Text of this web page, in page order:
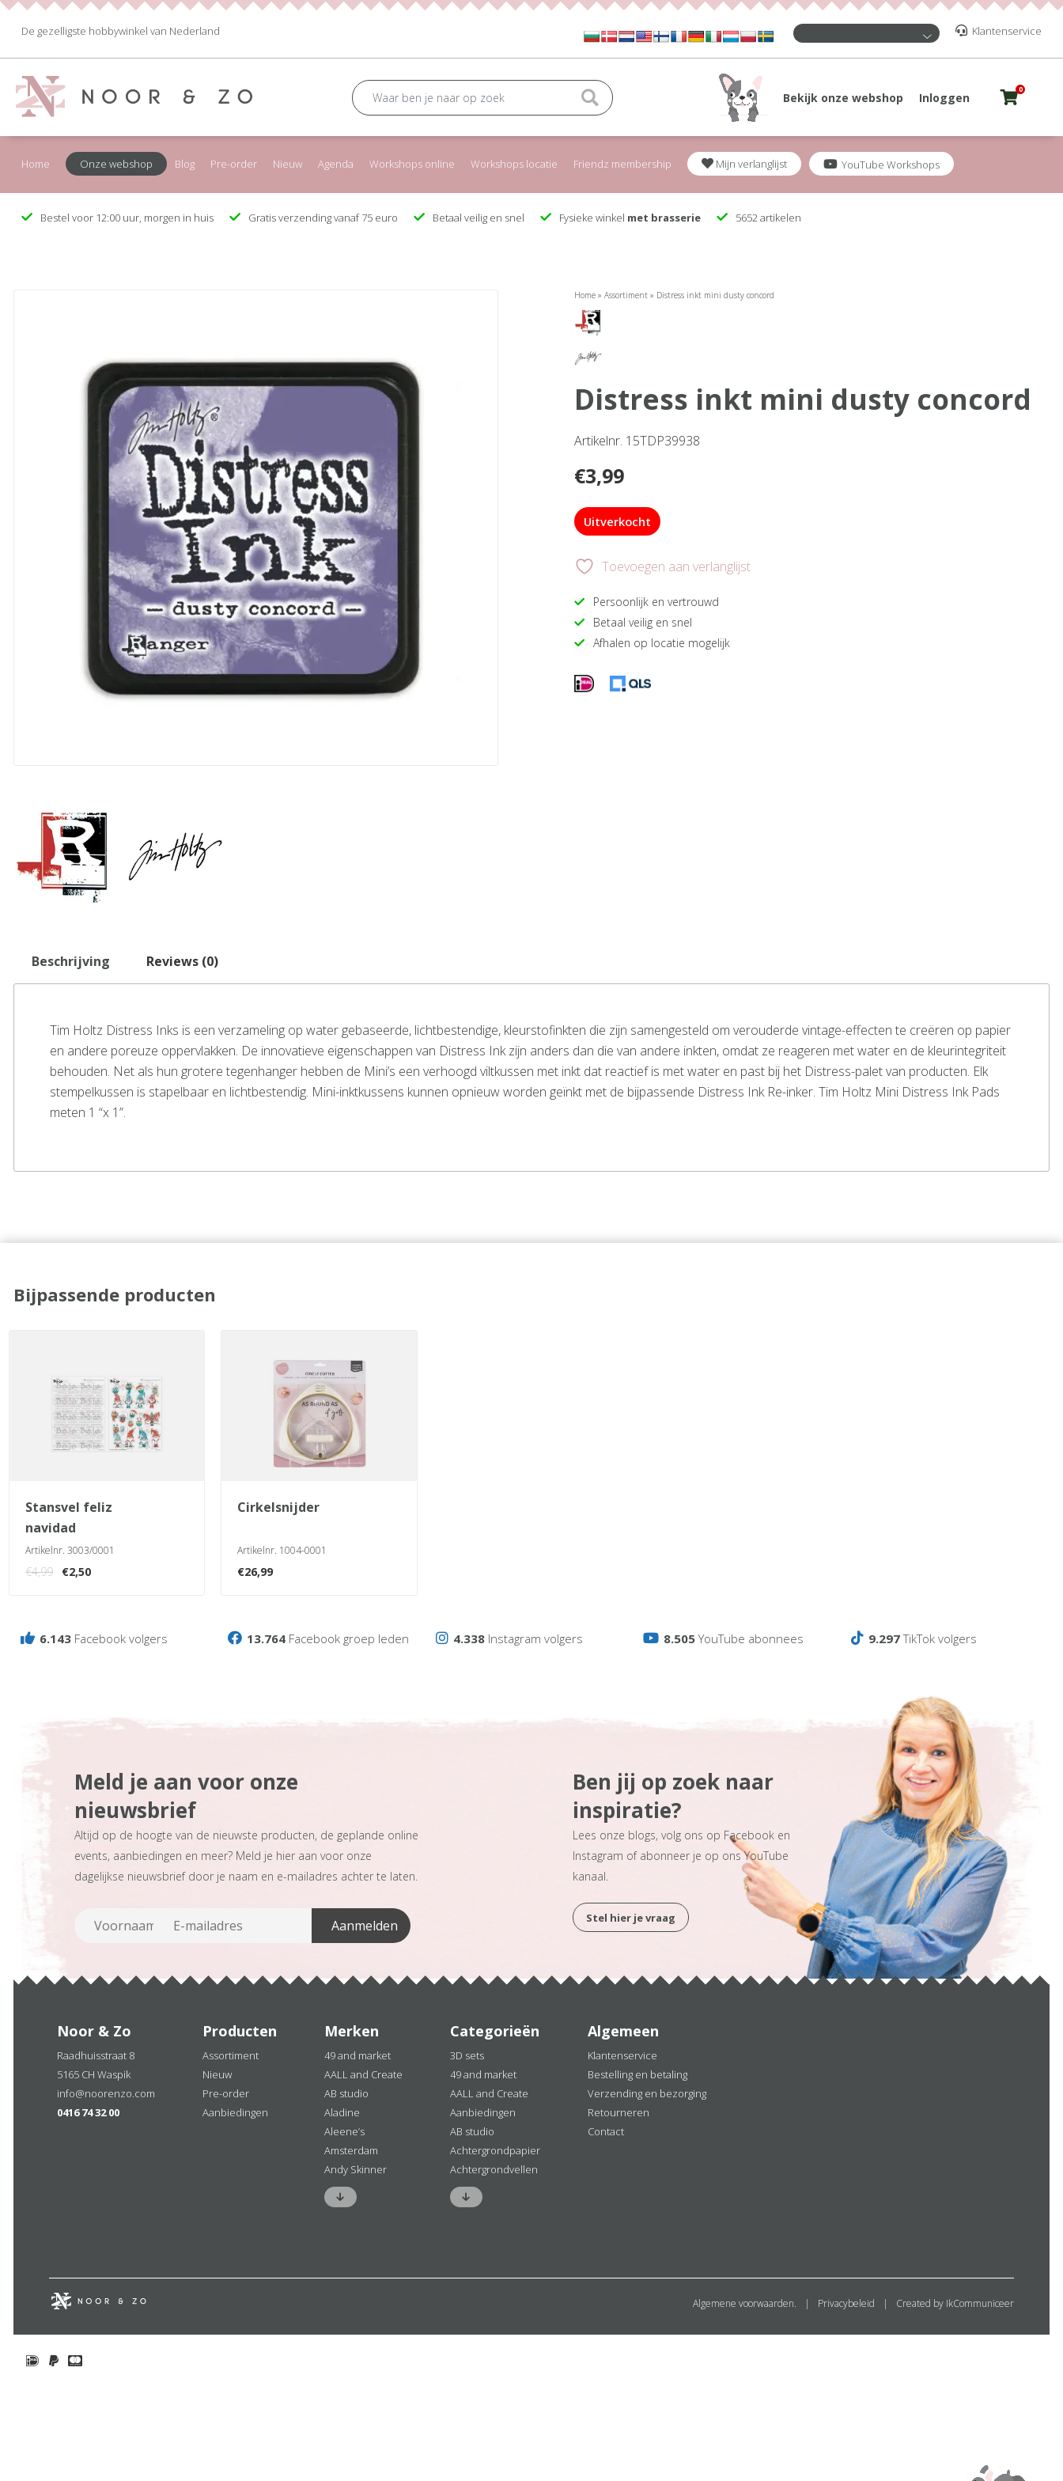
De gezelligste hobbywinkel van Nederland Klantenservice
Bekijk onze webshop Inloggen
0
Home Onze webshop Blog Pre-order Nieuw Agenda Workshops online Workshops locatie Friendz membership Mijn verlanglijst YouTube Workshops
Bestel voor 12:00 uur, morgen in huis Gratis verzending vanaf 75 euro Betaal veilig en snel Fysieke winkel met brasserie 5652 artikelen
Home »Assortiment » Distress inkt mini dusty concord
distress inkt mini dusty concord
Artikelnr. 15TDP39938
€3,99
Uitverkocht
Toevoegen aan verlanglijst
Persoonlijk en vertrouwd
Betaal veilig en snel
Afhalen op locatie mogelijk
Beschrijving Reviews (0)
Tim Holtz Distress Inks is een verzameling op water gebaseerde, lichtbestendige, kleurstofinkten die zijn samengesteld om verouderde vintage-effecten te creëren op papier
en andere poreuze oppervlakken. De innovatieve eigenschappen van Distress Ink zijn anders dan die van andere inkten, omdat ze reageren met water en de kleurintegriteit
behouden. Net als hun grotere tegenhanger hebben de Mini’s een verhoogd viltkussen met inkt dat reactief is met water en past bij het Distress-palet van producten. Elk
stempelkussen is stapelbaar en lichtbestendig. Mini-inktkussens kunnen opnieuw worden geïnkt met de bijpassende Distress Ink Re-inker. Tim Holtz Mini Distress Ink Pads
meten 1 “x 1”.
Bijpassende producten
stansvel feliz
navidad
Artikelnr. 3003/0001
€4,99
Oorspronkelijke
€2,50Huidige
cirkelsnijder
Artikelnr. 1004-0001
€26,99
6.143 Facebook volgers 13.764 Facebook groep leden 4.338Instagram volgers 8.505YouTube abonnees 9.297TikTok volgers
Meld je aan voor onze
nieuwsbrief
Altijd op de hoogte van de nieuwste producten, de geplande online
events, aanbiedingen en meer? Meld je hier aan voor onze
dagelijkse nieuwsbrief door je naam en e-mailadres achter te laten.
Ben jij op zoek naar
inspiratie?
Lees onze blogs, volg ons op Facebook en
Instagram of abonneer je op ons YouTube
kanaal.
Stel hier je vraag
Noor & Zo
Raadhuisstraat 8
5165 CH Waspik
info@noorenzo.com
0416 74 32 00
Producten
Assortiment
Nieuw
Pre-order
Aanbiedingen
Merken
49 and market
AALL and Create
AB studio
Aladine
Aleene’s
Amsterdam
Andy Skinner
Categorieën
3D sets
49 and market
AALL and Create
Aanbiedingen
AB studio
Achtergrondpapier
Achtergrondvellen
Algemeen
Klantenservice
Bestelling en betaling
Verzending en bezorging
Retourneren
Contact
Algemene voorwaarden. Privacybeleid Created by IkCommuniceer